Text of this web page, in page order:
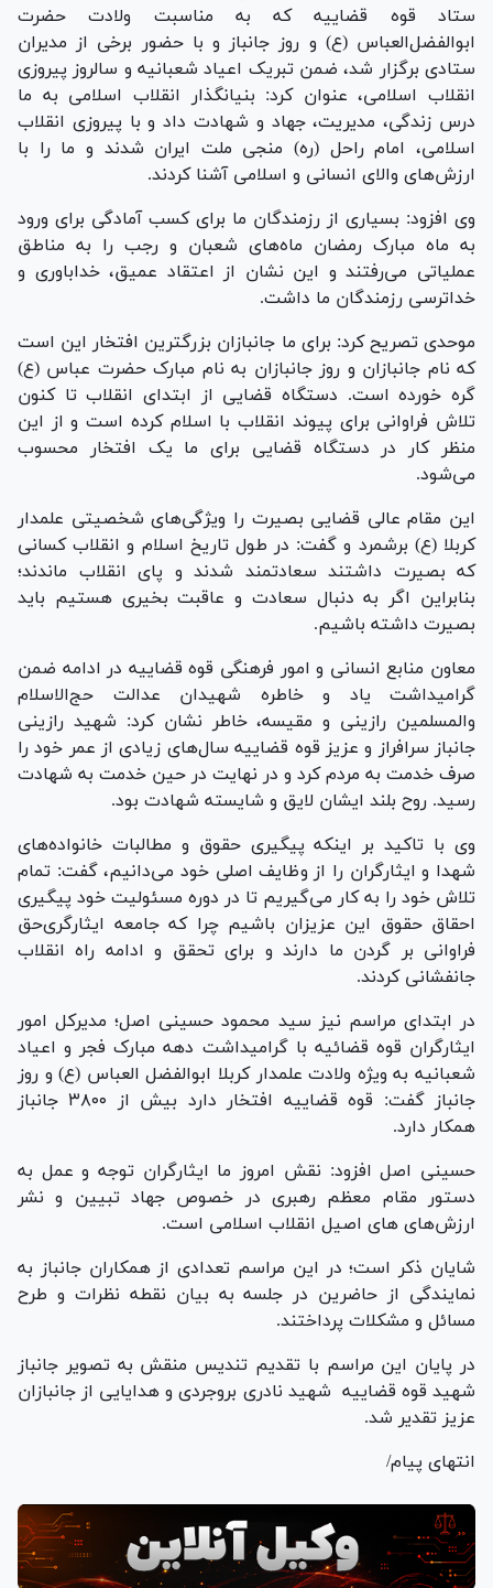
ستاد قوه قضاییه که به مناسبت ولادت حضرت
ابوالفضل‌العباس (ع) و روز جانباز و با حضور برخی از مدیران
ستادی برگزار شد، ضمن تبریک اعیاد شعبانیه و سالروز پیروزی
انقلاب اسلامی، عنوان کرد: بنیانگذار انقلاب اسلامی به ما
درس زندگی، مدیریت، جهاد و شهادت داد و با پیروزی انقلاب
اسلامی، امام راحل (ره) منجی ملت ایران شدند و ما را با
ارزش‌های والای انسانی و اسلامی آشنا کردند.
وی افزود: بسیاری از رزمندگان ما برای کسب آمادگی برای ورود
به ماه مبارک رمضان ماه‌های شعبان و رجب را به مناطق
عملیاتی می‌رفتند و این نشان از اعتقاد عمیق، خداباوری و
خداترسی رزمندگان ما داشت.
موحدی تصریح کرد: برای ما جانبازان بزرگترین افتخار این است
که نام جانبازان و روز جانبازان به نام مبارک حضرت عباس (ع)
گره خورده است. دستگاه قضایی از ابتدای انقلاب تا کنون
تلاش فراوانی برای پیوند انقلاب با اسلام کرده است و از این
منظر کار در دستگاه قضایی برای ما یک افتخار محسوب
می‌شود.
این مقام عالی قضایی بصیرت را ویژگی‌های شخصیتی علمدار
کربلا (ع) برشمرد و گفت: در طول تاریخ اسلام و انقلاب کسانی
که بصیرت داشتند سعادتمند شدند و پای انقلاب ماندند؛
بنابراین اگر به دنبال سعادت و عاقبت بخیری هستیم باید
بصیرت داشته باشیم.
معاون منابع انسانی و امور فرهنگی قوه قضاییه در ادامه ضمن
گرامیداشت یاد و خاطره شهیدان عدالت حج‌الاسلام
والمسلمین رازینی و مقیسه، خاطر نشان کرد: شهید رازینی
جانباز سرافراز و عزیز قوه قضاییه سال‌های زیادی از عمر خود را
صرف خدمت به مردم کرد و در نهایت در حین خدمت به شهادت
رسید. روح بلند ایشان لایق و شایسته شهادت بود.
وی با تاکید بر اینکه پیگیری حقوق و مطالبات خانواده‌های
شهدا و ایثارگران را از وظایف اصلی خود می‌دانیم، گفت: تمام
تلاش خود را به کار می‌گیریم تا در دوره مسئولیت خود پیگیری
احقاق حقوق این عزیزان باشیم چرا که جامعه ایثارگری‌حق
فراوانی بر گردن ما دارند و برای تحقق و ادامه راه انقلاب
جانفشانی کردند.
در ابتدای مراسم نیز سید محمود حسینی اصل؛ مدیرکل امور
ایثارگران قوه قضائیه با گرامیداشت دهه مبارک فجر و اعیاد
شعبانیه به ویژه ولادت علمدار کربلا ابوالفضل العباس (ع) و روز
جانباز گفت: قوه قضاییه افتخار دارد بیش از ۳۸۰۰ جانباز
همکار دارد.
حسینی اصل افزود: نقش امروز ما ایثارگران توجه و عمل به
دستور مقام معظم رهبری در خصوص جهاد تبیین و نشر
ارزش‌های های اصیل انقلاب اسلامی است.
شایان ذکر است؛ در این مراسم تعدادی از همکاران جانباز به
نمایندگی از حاضرین در جلسه به بیان نقطه نظرات و طرح
مسائل و مشکلات پرداختند.
در پایان این مراسم با تقدیم تندیس منقش به تصویر جانباز
شهید قوه قضاییه شهید نادری بروجردی و هدایایی از جانبازان
عزیز تقدیر شد.
انتهای پیام/